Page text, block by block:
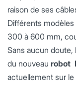
raison de ses
Différents
300 à 600 mm,
Sans aucun
du nouveau robot
actuellement sur le